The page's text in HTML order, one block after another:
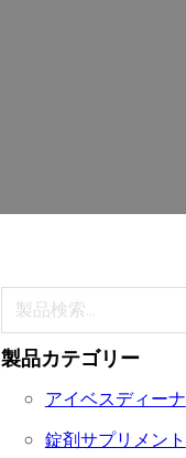
検索
製品カテゴリー
アイベスディーナ
錠剤サプリメント